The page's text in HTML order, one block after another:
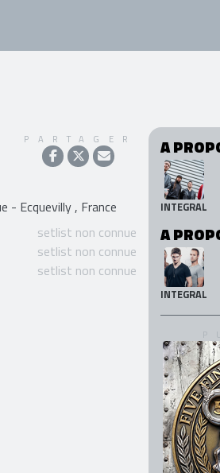
PARTAGER
- Ecquevilly , France
setlist non connue
setlist non connue
setlist non connue
A
INTEGRAL
A
INTEGRAL